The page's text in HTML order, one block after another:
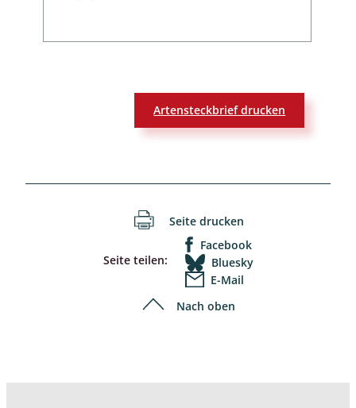
Artensteckbrief drucken
Seite drucken
Seite teilen:
Facebook
Bluesky
E-Mail
Nach oben